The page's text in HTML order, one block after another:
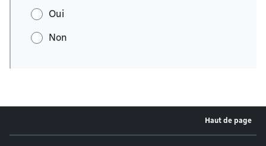
Oui
Non
Haut de page